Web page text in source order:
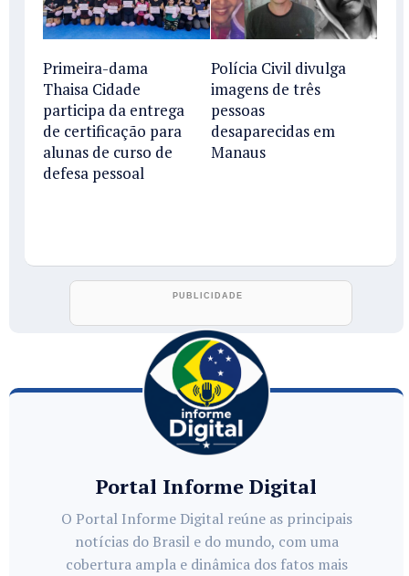
Primeira-dama
Thaisa Cidade
participa da entrega
de certificação para
alunas de curso de
defesa pessoal
Polícia Civil divulga
imagens de três
pessoas
desaparecidas em
Manaus
Portal Informe Digital
O Portal Informe Digital reúne as principais
notícias do Brasil e do mundo, com uma
cobertura ampla e dinâmica dos fatos mais